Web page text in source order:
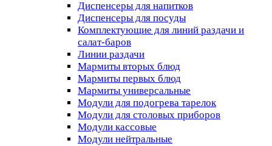
Диспенсеры для напитков
Диспенсеры для посуды
Комплектующие для линий раздачи и
салат-баров
Линии раздачи
Мармиты вторых блюд
Мармиты первых блюд
Мармиты универсальные
Модули для подогрева тарелок
Модули для столовых приборов
Модули кассовые
Модули нейтральные